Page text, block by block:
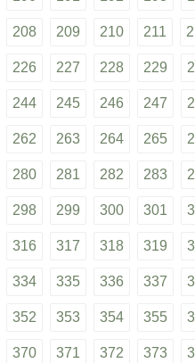
208 209 210 211
226 227 228 229
244 245 246 247
262 263 264 265
280 281 282 283
298 299 300 301
316 317 318 319
334 335 336 337
352 353 354 355
370 371 372 373